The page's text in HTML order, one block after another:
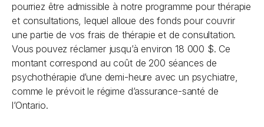
pourriez être admissible à notre programme pour thérapie
et consultations, lequel alloue des fonds pour couvrir
une partie de vos frais de thérapie et de consultation.
Vous pouvez réclamer jusqu’à environ 18 000 $. Ce
montant correspond au coût de 200 séances de
psychothérapie d’une demi-heure avec un psychiatre,
comme le prévoit le régime d’assurance-santé de
l’Ontario.